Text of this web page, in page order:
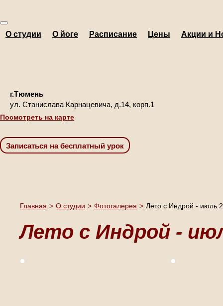
О студии О йоге Расписание Цены Акции и
г.Тюмень
ул. Станислава Карнацевича, д.14, корп.1
Посмотреть на карте
Главная > О студии > Фотогалерея > Лето с Индрой - июль
Лето с Индрой -